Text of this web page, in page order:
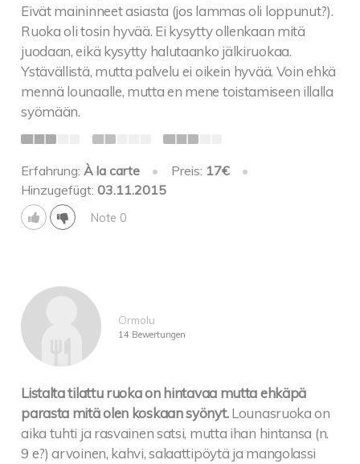
Eivät maininneet asiasta (jos lammas oli loppunut?).
Ruoka oli tosin hyvää. Ei kysytty ollenkaan mitä
juodaan, eikä kysytty halutaanko jälkiruokaa.
Ystävällistä, mutta palvelu ei oikein hyvää. Voin ehkä
mennä lounaalle, mutta en mene toistamiseen illalla
syömään.
Erfahrung:À la carte • Preis: 17€
•
Hinzugefügt:03.11.2015
Note 0
Ormolu
14 Bewertungen
Listalta tilattu ruoka on hintavaa mutta ehkäpä
parasta mitä olen koskaan syönyt. Lounasruoka on
aika tuhti ja rasvainen satsi, mutta ihan hintansa (n.
9 e?) arvoinen, kahvi, salaattipöytä ja mangolassi